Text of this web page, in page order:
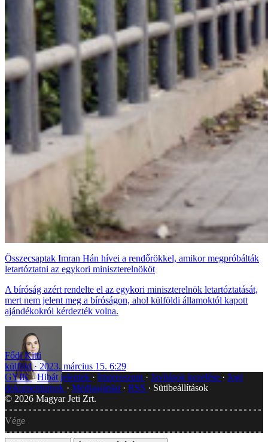
Összecsaptak Imran Hán hívei a rendőrökkel, amikor megpróbálták
letartóztatni az egykori miniszterelnököt
A bíróság azért rendelte el az egykori miniszterelnök letartóztatását,
mert nem jelent meg a bíróságon, ahol külföldi államoktól kapott
ajándékokról kérdezték volna.
Fődi Kitti
külföld
2023. március 15. 6:29
GYIK Hibát jelentek Impresszum Javítások kezelése
Jogi
dokumentumok
Médiaajánlat RSS
Sütibeállítások
© 2026 Magyar Jeti Zrt.
Vége